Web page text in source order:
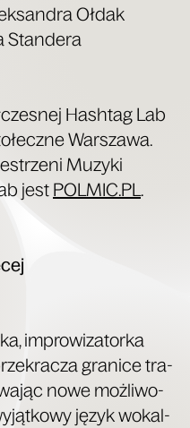
Ołdak
Standera
Hash­tag Lab
War­sza­wa.
Muzy­ki
jest POLMIC​.PL.
impro­wi­za­tor­ka
gra­ni­ce tra­
nowe moż­li­wo­
język wokal­